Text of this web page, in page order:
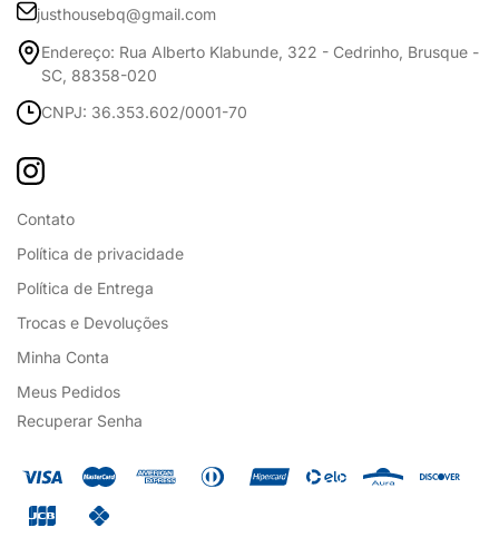
justhousebq@gmail.com
Endereço: Rua Alberto Klabunde, 322 - Cedrinho, Brusque -
SC, 88358-020
CNPJ: 36.353.602/0001-70
Contato
Política de privacidade
Política de Entrega
Trocas e Devoluções
Minha Conta
Meus Pedidos
Recuperar Senha